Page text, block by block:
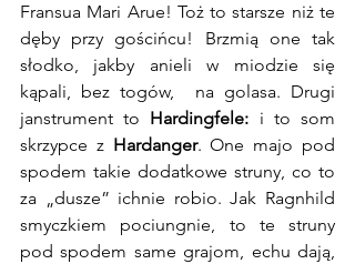
Fransua Mari Arue! Toż to starsze niż te
dęby przy gościńcu! Brzmią one tak
słodko, jakby anieli w miodzie się
kąpali, bez togów,  na golasa. Drugi
janstrument to Hardingfele: i to som
skrzypce z Hardanger. One majo pod
spodem takie dodatkowe struny, co to
za „dusze” ichnie robio. Jak Ragnhild
smyczkiem pociungnie, to te struny
pod spodem same grajom, echu dają,